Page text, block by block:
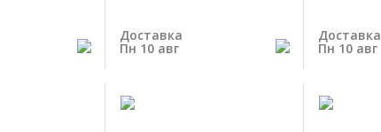
Доставка
Пн 10 авг
Доставка
Пн 10 авг